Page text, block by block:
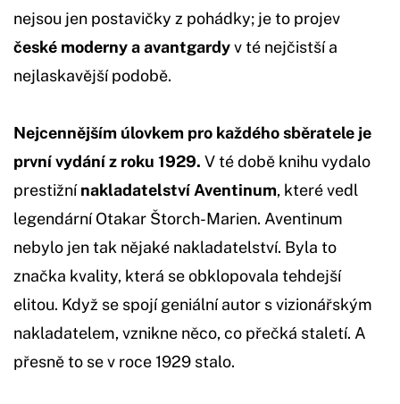
nejsou jen postavičky z pohádky; je to projev
české moderny a avantgardyv té nejčistší a
nejlaskavější podobě.
Nejcennějším úlovkem pro každého sběratele je
první vydání z roku 1929. V té době knihu vydalo
prestižnínakladatelství Aventinum, které vedl
legendární Otakar Štorch-Marien. Aventinum
nebylo jen tak nějaké nakladatelství. Byla to
značka kvality, která se obklopovala tehdejší
elitou. Když se spojí geniální autor s vizionářským
nakladatelem, vznikne něco, co přečká staletí. A
přesně to se v roce 1929 stalo.